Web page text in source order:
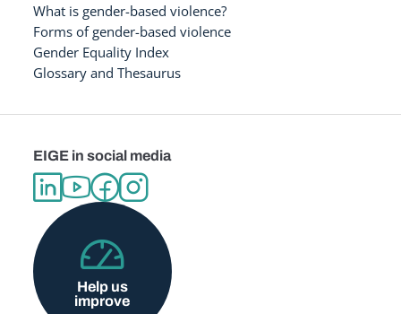
What is gender-based violence?
Forms of gender-based violence
Gender Equality Index
Glossary and Thesaurus
EIGE in social media
Help us
improve